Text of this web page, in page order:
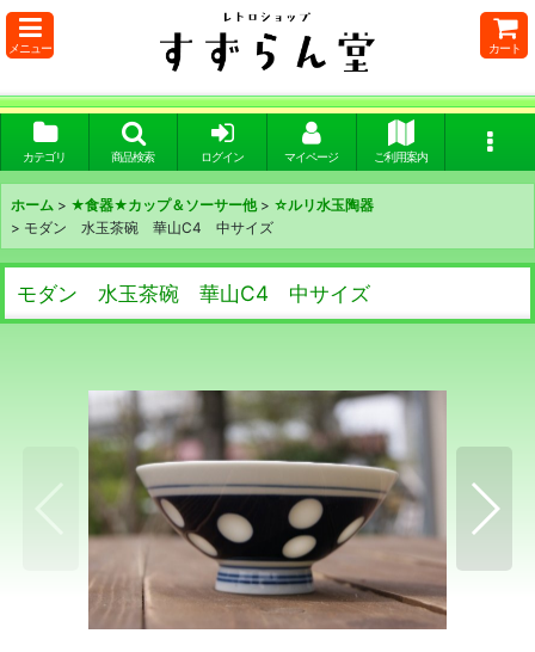
メニュー カート
カテゴリ 商品検索 ログイン マイページ ご利用案内
ホーム > ★食器★カップ＆ソーサー他 > ☆ルリ水玉陶器
> モダン 水玉茶碗 華山C4 中サイズ
モダン 水玉茶碗 華山C4 中サイズ